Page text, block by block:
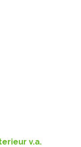
v.a.